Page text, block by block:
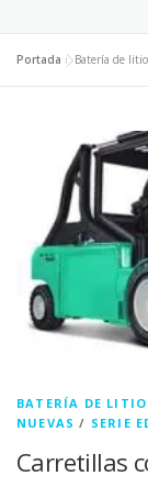
Portada »Batería de litio
BATERÍA DE LITIO
NUEVAS / SERIE
Carretillas